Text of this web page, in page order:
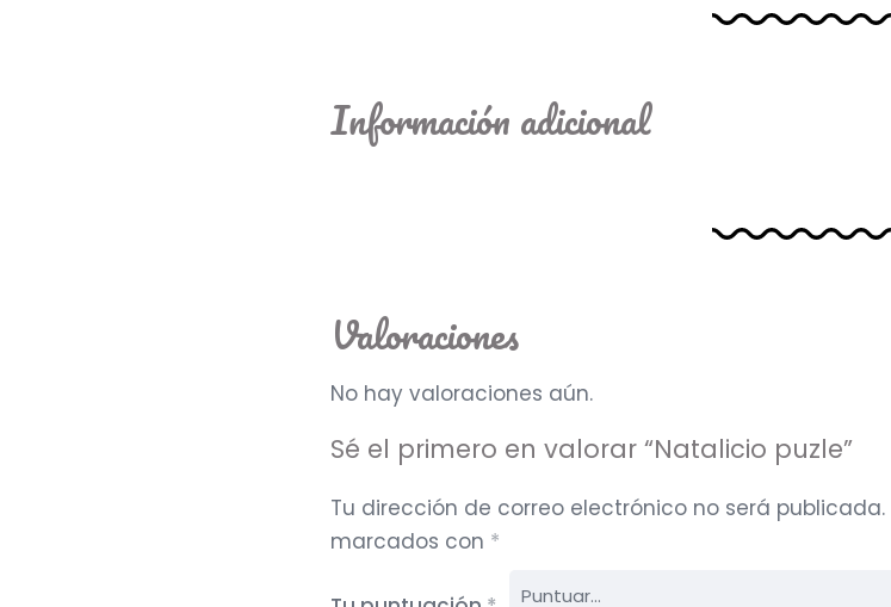
Información adicional
Valoraciones
No hay valoraciones aún.
Sé el primero en valorar “Natalicio puzle”
Tu dirección de correo electrónico no será publicada.
marcados con *